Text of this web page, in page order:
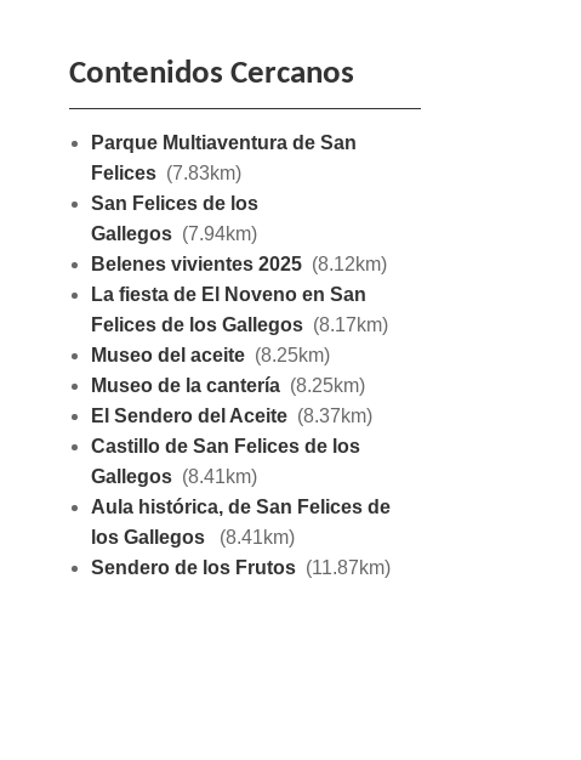
Contenidos Cercanos
Parque Multiaventura de San
Felices (7.83km)
San Felices de los
Gallegos (7.94km)
Belenes vivientes 2025 (8.12km)
La fiesta de El Noveno en San
Felices de los Gallegos (8.17km)
Museo del aceite (8.25km)
Museo de la cantería (8.25km)
El Sendero del Aceite (8.37km)
Castillo de San Felices de los
Gallegos (8.41km)
Aula histórica, de San Felices de
los Gallegos
(8.41km)
Sendero de los Frutos (11.87km)